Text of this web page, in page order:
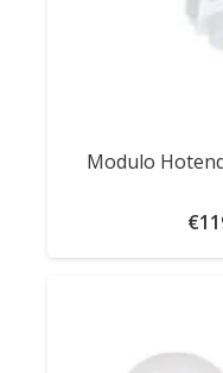
Modulo
€